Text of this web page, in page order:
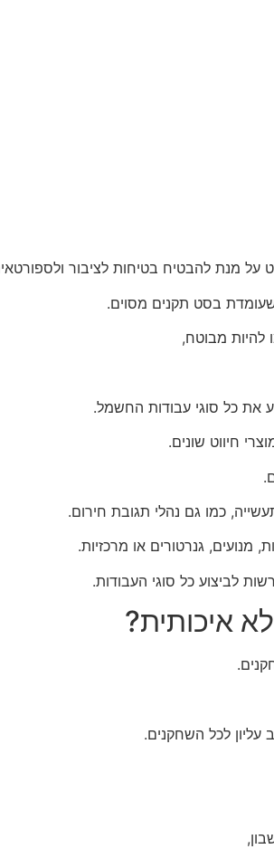
מנת להבטיח בטיחות לציבור
בסט תקנים מסוים.
להיות מבוטח,
את כל סוגי עבודות החשמל.
חיווט שונים.
מנועים, גנרטורים או מרכזיות.
לביצוע כל סוגי העבודות.
איכותית?
לכל השחקנים.